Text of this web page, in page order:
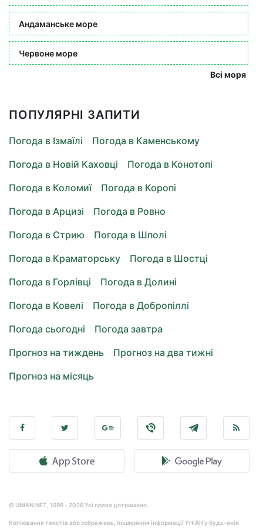
Андаманське море
Червоне море
Всі моря
ПОПУЛЯРНІ ЗАПИТИ
Погода в Ізмаїлі
Погода в Каменському
Погода в Новій Каховці
Погода в Конотопі
Погода в Коломиї
Погода в Коропі
Погода в Арцизі
Погода в Ровно
Погода в Стрию
Погода в Шполі
Погода в Краматорську
Погода в Шостці
Погода в Горлівці
Погода в Долині
Погода в Ковелі
Погода в Добропіллі
Погода сьогодні
Погода завтра
Прогноз на тиждень
Прогноз на два тижні
Прогноз на місяць
© UNIAN.NET, 1998 - 2026 Усі права дотримано.
Копіювання текстів або зображень, поширення інформації УНІАН у будь-якій